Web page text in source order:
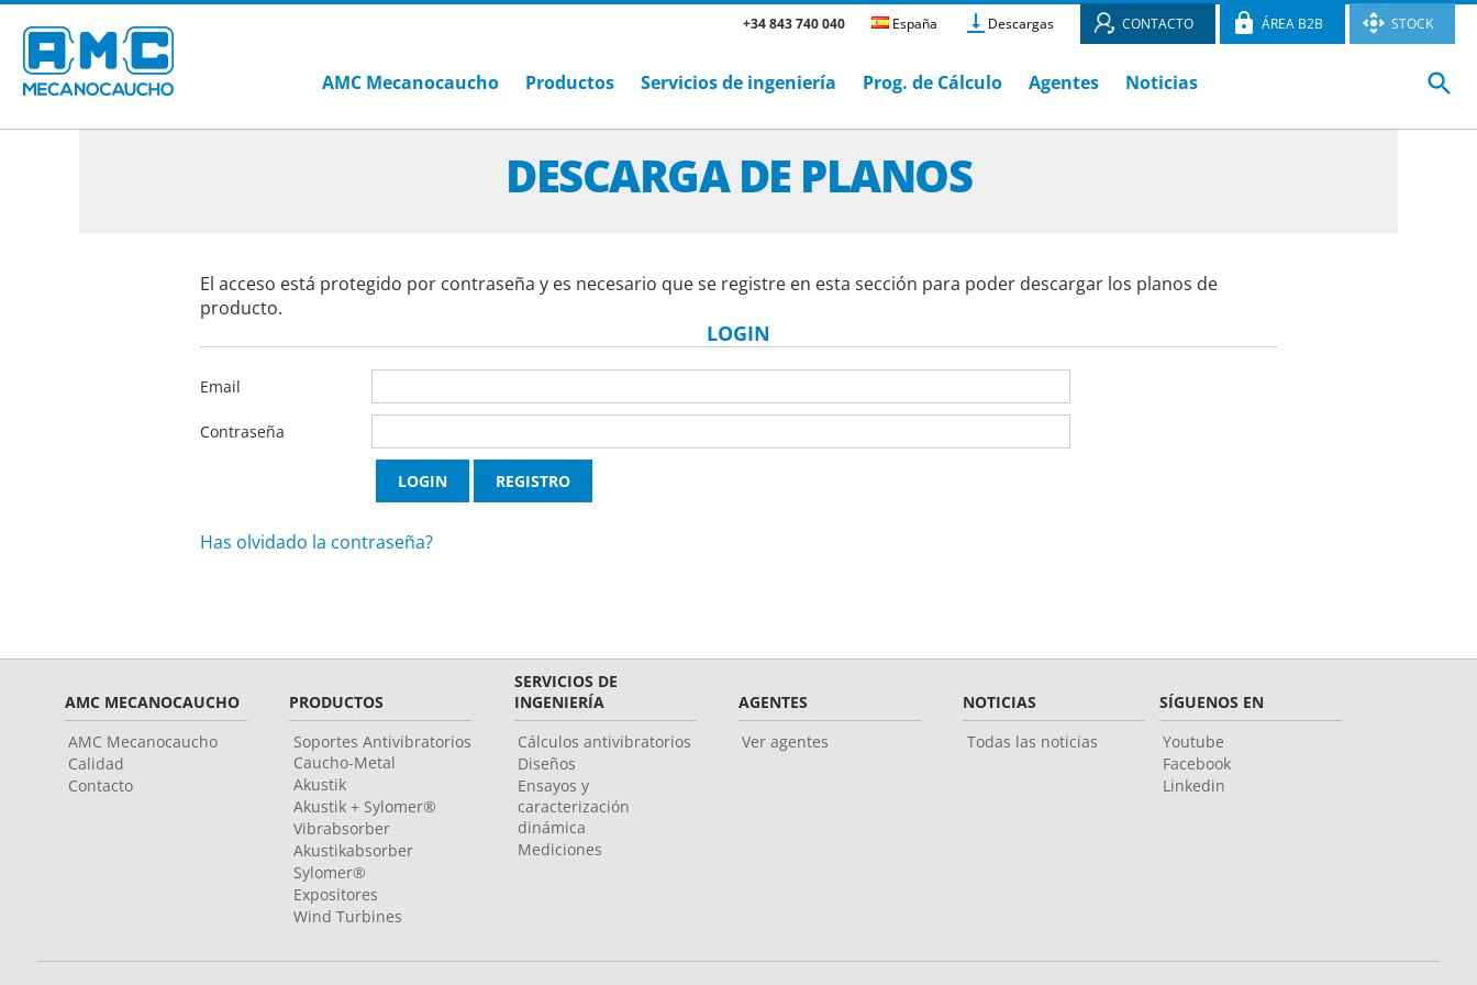
+34 843 740 040 España Descargas CONTACTO ÁREA B2B STOCK
AMC Mecanocaucho Productos Servicios de ingeniería Prog. de Cálculo Agentes Noticias
DESCARGA DE PLANOS
El acceso está protegido por contraseña y es necesario que se registre en esta sección para poder descargar los planos de
producto.
LOGIN
Email
Contraseña
Has olvidado la contraseña?
AMC MECANOCAUCHO
AMC Mecanocaucho
Calidad
Contacto
PRODUCTOS
Soportes Antivibratorios
Caucho-Metal
Akustik
Akustik + Sylomer®
Vibrabsorber
Akustikabsorber
Sylomer®
Expositores
Wind Turbines
SERVICIOS DE
INGENIERÍA
Cálculos antivibratorios
Diseños
Ensayos y
caracterización
dinámica
Mediciones
AGENTES
Ver agentes
NOTICIAS
Todas las noticias
SÍGUENOS EN
Youtube
Facebook
Linkedin